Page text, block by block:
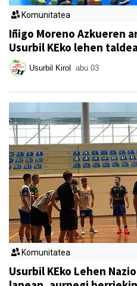
Komunitatea
Iñigo Moreno Azkueren
Usurbil KEko lehen
Usurbil Kirol abu 03
Komunitatea
Usurbil KEko Lehen